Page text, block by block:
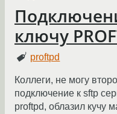
ключу
proftpd
Коллеги, не могу
подключение к sftp
proftpd, облазил кучу